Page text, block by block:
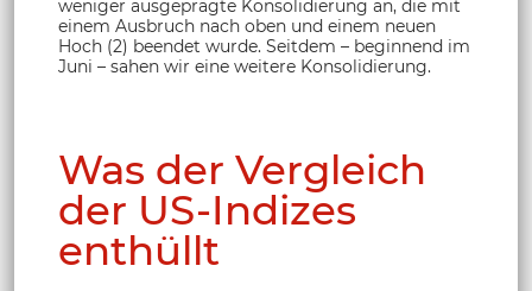
weniger ausgeprägte Konsolidierung an, die mit
einem Ausbruch nach oben und einem neuen
Hoch (2) beendet wurde. Seitdem – beginnend im
Juni – sahen wir eine weitere Konsolidierung.
Was der Vergleich
der US-Indizes
enthüllt